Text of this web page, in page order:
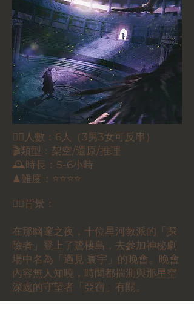
🕵🏻人數：6人（3男3女可反串）
🎬類型：架空/還原/推理
🕰時長：5-6小時
♟難度：⭐️⭐⭐⭐
✍🏽背景：
在那幽邃之夜，十位星河教派的「探
險者」登上了鷺棲島，去參加神秘劇
場中名為「遇見·寰宇」的晚會。晚會
內容無人知曉，時間都揣測與那星空
深處的守望者「亞宿」有關。